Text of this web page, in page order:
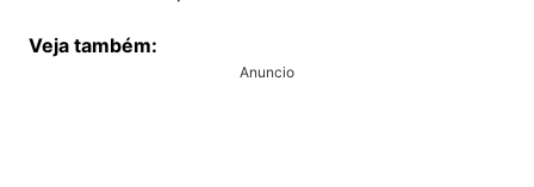
Veja também:
Anuncio